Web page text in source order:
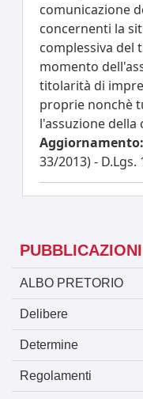
comunicazione
concernenti la
complessiva del
momento
titolarità di
proprie nonchè
l'assuzione della
Aggiornamento:
33/2013) -
PUBBLICAZIONI
ALBO PRETORIO
Delibere
Determine
Regolamenti